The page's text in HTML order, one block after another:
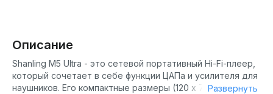
Описание
Shanling M5 Ultra - это сетевой портативный Hi-Fi-плеер,
который сочетает в себе функции ЦАПа и усилителя для
наушников. Его компактные размеры (120 х 75 х 19,5 мм) и
Развернуть